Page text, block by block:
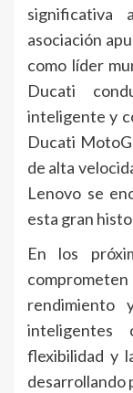
significativa
asociación
como líder
Ducati
inteligente y
Ducati
de alta
Lenovo se
esta gran
En los
rendimiento
inteligentes
flexibilidad y
desarrollando